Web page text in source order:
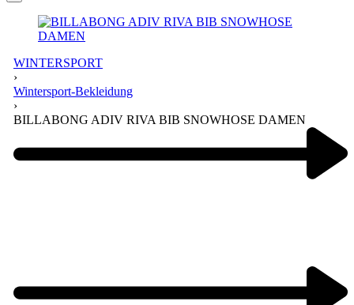
details
WINTERSPORT
›
Wintersport-Bekleidung
›
BILLABONG ADIV RIVA BIB SNOWHOSE DAMEN
navigation